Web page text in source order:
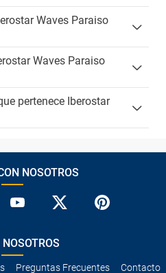
Waves Paraiso
Waves Paraiso
pertenece Iberostar
NOSOTROS
Preguntas Frecuentes Contacto